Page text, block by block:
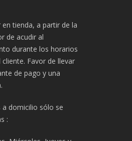
en tienda, a partir de la
de acudir al
durante los horarios
cliente. Favor de llevar
de pago y una
a domicilio sólo se
: